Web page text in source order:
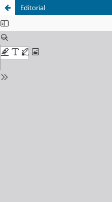
Editorial